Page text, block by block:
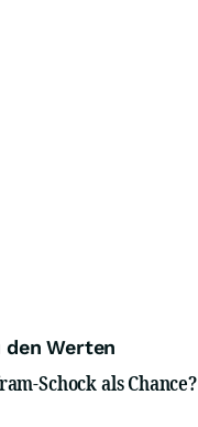
Werten
Schock als Chance?